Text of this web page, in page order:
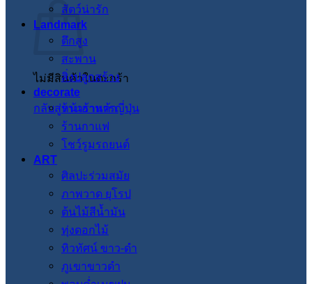
ไม่มีสินค้าในตะกร้า
กลับสู่หน้าร้านค้า
สัตว์น่ารัก
Landmark
ตึกสูง
สะพาน
สิ่งปลูกสร้าง
decorate
ร้านอาหารญี่ปุ่น
ร้านกาแฟ
โชว์รูมรถยนต์
ART
ศิลปะร่วมสมัย
ภาพวาด ยุโรป
ต้นไม้สีน้ำมัน
ทุ่งดอกไม้
ทิวทัศน์ ขาว-ดำ
ภูเขาขาวดำ